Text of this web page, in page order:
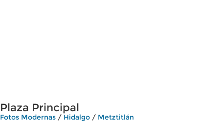
Plaza Principal
Fotos Modernas / Hidalgo / Metztitlán